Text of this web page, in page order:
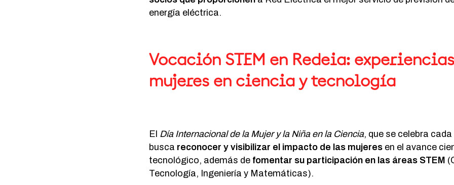
energía eléctrica.
Vocación STEM en Redeia:
mujeres en ciencia y tecnología
El Día Internacional de la Mujer y la Niña en la Ciencia, que se celebra
busca reconocer y visibilizar el impacto de las mujeres en el avance
tecnológico, además de fomentar su participación en las áreas STEM
Tecnología, Ingeniería y Matemáticas).